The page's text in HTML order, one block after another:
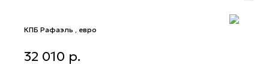
КПБ Рафаэль , евро
32 010 р.